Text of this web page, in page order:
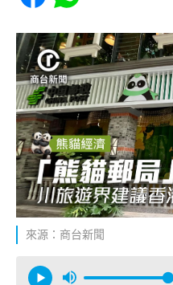
來源：商台新聞